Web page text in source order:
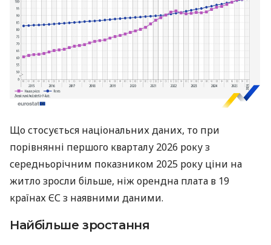
Що стосується національних даних, то при
порівнянні першого кварталу 2026 року з
середньорічним показником 2025 року ціни на
житло зросли більше, ніж орендна плата в 19
країнах ЄС з наявними даними.
Найбільше зростання